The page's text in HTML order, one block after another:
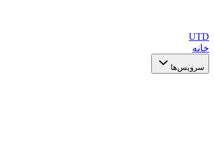
UTD
خانه
سرویس‌ها